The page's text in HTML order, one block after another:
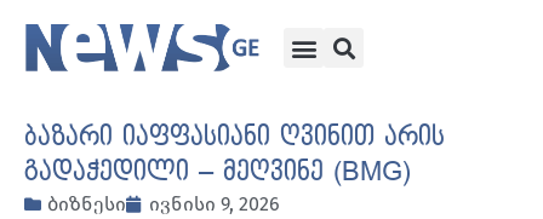
ბაზარი იაფფასიანი ღვინით არის
გადაჭედილი – მეღვინე (BMG)
ბიზნესი
ივნისი 9, 2026